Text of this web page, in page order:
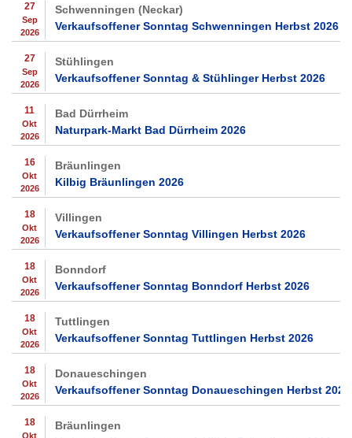
27
Sep
2026
Schwenningen (Neckar)
Verkaufsoffener Sonntag Schwenningen Herbst 2026
27
Sep
2026
Stühlingen
Verkaufsoffener Sonntag & Stühlinger Herbst 2026
11
Okt
2026
Bad Dürrheim
Naturpark-Markt Bad Dürrheim 2026
16
Okt
2026
Bräunlingen
Kilbig Bräunlingen 2026
18
Okt
2026
Villingen
Verkaufsoffener Sonntag Villingen Herbst 2026
18
Okt
2026
Bonndorf
Verkaufsoffener Sonntag Bonndorf Herbst 2026
18
Okt
2026
Tuttlingen
Verkaufsoffener Sonntag Tuttlingen Herbst 2026
18
Okt
2026
Donaueschingen
Verkaufsoffener Sonntag Donaueschingen Herbst 2026
18
Okt
Bräunlingen